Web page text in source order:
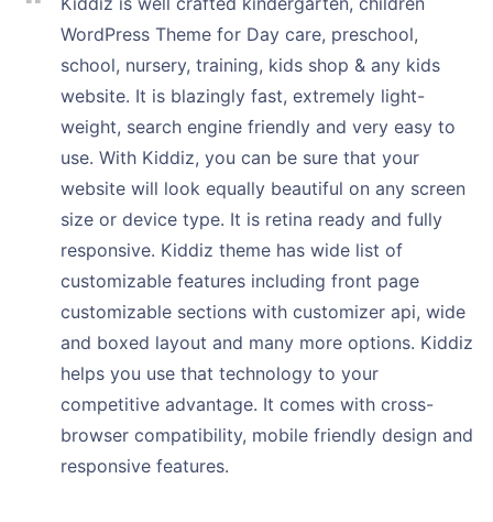
WordPress Theme for Day care, preschool,
school, nursery, training, kids shop & any kids
website. It is blazingly fast, extremely light-
weight, search engine friendly and very easy to
use. With Kiddiz, you can be sure that your
website will look equally beautiful on any screen
size or device type. It is retina ready and fully
responsive. Kiddiz theme has wide list of
customizable features including front page
customizable sections with customizer api, wide
and boxed layout and many more options. Kiddiz
helps you use that technology to your
competitive advantage. It comes with cross-
browser compatibility, mobile friendly design and
responsive features.